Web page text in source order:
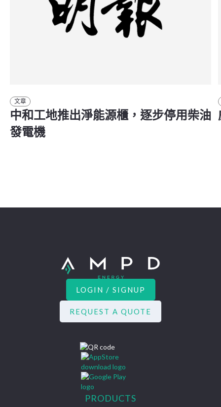
文章
中和工地推出淨能源櫃，逐步停用柴油
發電機
LOGIN / SIGNUP
REQUEST A QUOTE
PRODUCTS